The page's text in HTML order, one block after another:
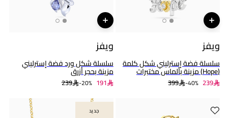
ويفز
سلسلة فضة إسترليني شكل كلمة
(Hope) مزينة بألماس مختبرات
399 40%- 239
ويفز
سلسلة شكل ورد فضة إسترليني
مزينة بحجر أزرق
239 20%- 191
جديد
جديد